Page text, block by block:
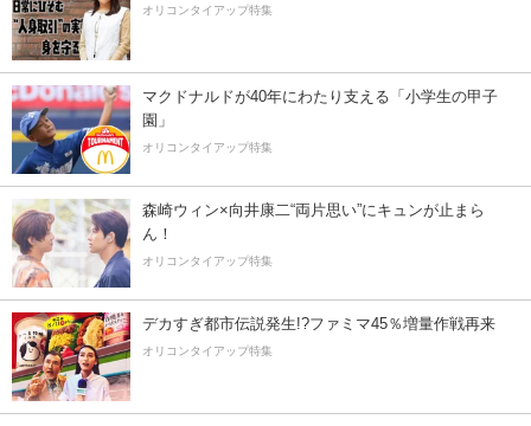
オリコンタイアップ特集
マクドナルドが40年にわたり支える「小学生の甲子
園」
オリコンタイアップ特集
森崎ウィン×向井康二“両片思い”にキュンが止まら
ん！
オリコンタイアップ特集
デカすぎ都市伝説発生!?ファミマ45％増量作戦再来
オリコンタイアップ特集